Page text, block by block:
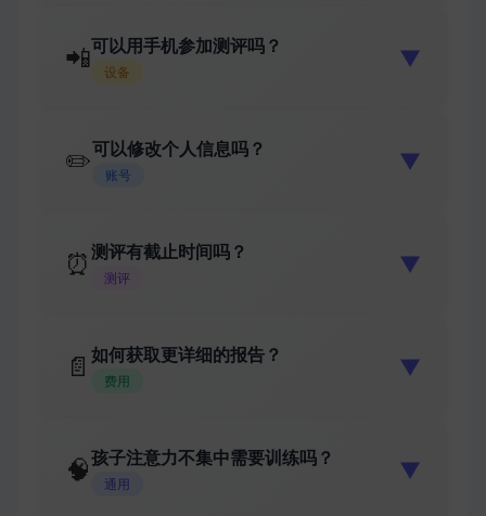
📲可以用手机参加测评吗？
设备
▼
✏️可以修改个人信息吗？
账号
▼
⏰ 测评有截止时间吗？
测评
▼
📄 如何获取更详细的报告？
费用
▼
🧠孩子注意力不集中需要训练吗？
通用
▼